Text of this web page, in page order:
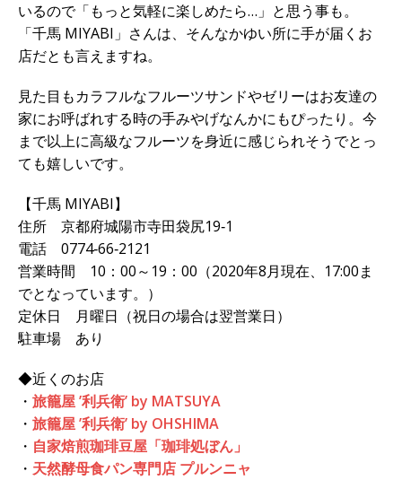
いるので「もっと気軽に楽しめたら…」と思う事も。
「千馬 MIYABI」さんは、そんなかゆい所に手が届くお
店だとも言えますね。
見た目もカラフルなフルーツサンドやゼリーはお友達の
家にお呼ばれする時の手みやげなんかにもぴったり。今
まで以上に高級なフルーツを身近に感じられそうでとっ
ても嬉しいです。
【千馬 MIYABI】
住所 京都府城陽市寺田袋尻19‐1
電話 0774‐66‐2121
営業時間 10：00～19：00（2020年8月現在、17:00ま
でとなっています。）
定休日 月曜日（祝日の場合は翌営業日）
駐車場 あり
◆近くのお店
・ 旅籠屋 ’利兵衛’ by MATSUYA
・ 旅籠屋 ’利兵衛’ by OHSHIMA
・ 自家焙煎珈琲豆屋「珈琲処ぼん」
・ 天然酵母食パン専門店 プルンニャ